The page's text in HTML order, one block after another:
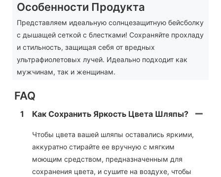
Особенности Продукта
Представляем идеальную солнцезащитную бейсболку
с дышащей сеткой с блестками! Сохраняйте прохладу
и стильность, защищая себя от вредных
ультрафиолетовых лучей. Идеально подходит как
мужчинам, так и женщинам.
FAQ
1 Как Сохранить Яркость Цвета Шляпы?
Чтобы цвета вашей шляпы оставались яркими,
аккуратно стирайте ее вручную с мягким
моющим средством, предназначенным для
сохранения цвета, и сушите на воздухе, чтобы